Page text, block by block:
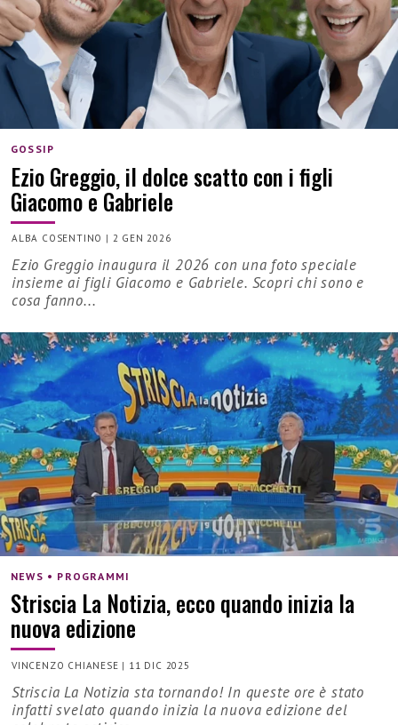
GOSSIP
Ezio Greggio, il dolce scatto con i figli
Giacomo e Gabriele
ALBA COSENTINO | 2 GEN 2026
Ezio Greggio inaugura il 2026 con una foto speciale
insieme ai figli Giacomo e Gabriele. Scopri chi sono e
cosa fanno...
NEWS • PROGRAMMI
Striscia La Notizia, ecco quando inizia la
nuova edizione
VINCENZO CHIANESE | 11 DIC 2025
Striscia La Notizia sta tornando! In queste ore è stato
infatti svelato quando inizia la nuova edizione del